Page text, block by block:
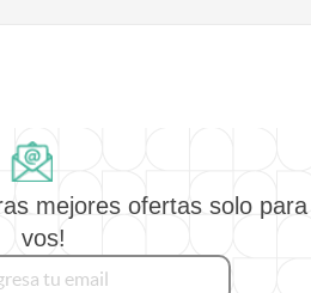
mejores ofertas solo para
vos!